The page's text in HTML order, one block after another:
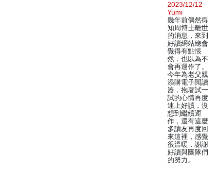
2023/12/12
Yumi
幾年前偶然得
知周博士離世
的消息，來到
好讀網站總會
覺得有點悵
然，也以為不
會再運作了。
今年為老父親
添購電子閱讀
器，抱著試一
試的心情再度
連上好讀，沒
想到繼續運
作，還有這麼
多讀友再度回
來這裡，感覺
很溫暖，謝謝
好讀與團隊們
的努力。